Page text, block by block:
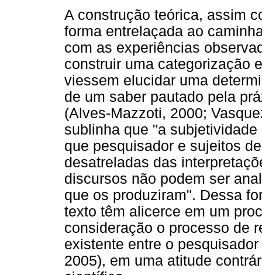
A construção teórica, assim
forma entrelaçada ao
com as experiências
construir uma categorização
viessem elucidar uma
de um saber pautado pela
(Alves-Mazzoti, 2000;
sublinha que "a
que pesquisador e sujeitos
desatreladas das
discursos não podem ser
que os produziram". Dessa
texto têm alicerce em um
consideração o processo de
existente entre o
2005), em uma atitude